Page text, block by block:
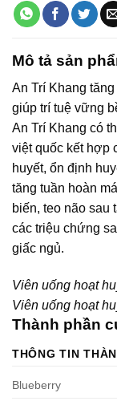
Mô tả sản
An Trí Khang
giúp trí tuệ vững
An Trí Khang có
việt quốc kết hợp
huyết, ổn định
tăng tuần hoàn
biến, teo não sau
các triệu chứng
giấc ngủ.
Viên uống hoạt
Viên uống hoạt
Thành phần
THÔNG TIN
Blueberry